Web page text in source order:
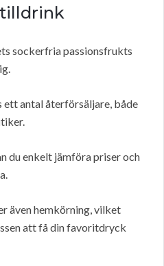
sockerfria passionsfrukts
ett antal återförsäljare, både
du enkelt jämföra priser och
även hemkörning, vilket
att få din favoritdryck